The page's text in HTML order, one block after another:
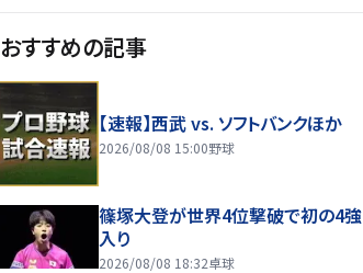
おすすめの記事
【速報】西武 vs. ソフトバンクほか
2026/08/08 15:00野球
篠塚大登が世界4位撃破で初の4強
入り
2026/08/08 18:32卓球